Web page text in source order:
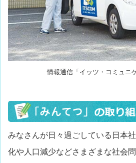
情報通信「イッツ・コミュニ
みなさんが日々過ごしている日本
化や人口減少などさまざまな社会